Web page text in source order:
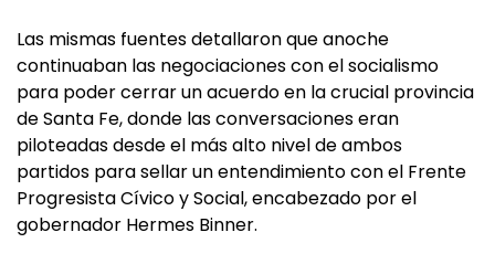
Las mismas fuentes detallaron que anoche
continuaban las negociaciones con el socialismo
para poder cerrar un acuerdo en la crucial provincia
de Santa Fe, donde las conversaciones eran
piloteadas desde el más alto nivel de ambos
partidos para sellar un entendimiento con el Frente
Progresista Cívico y Social, encabezado por el
gobernador Hermes Binner.